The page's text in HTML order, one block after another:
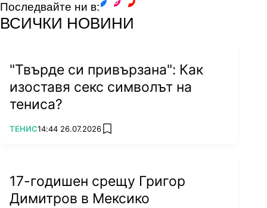
Последвайте ни в:
ВСИЧКИ НОВИНИ
"Твърде си привързана": Как
изоставя секс символът на
тениса?
ПОВЕЧЕ ОТ
ТЕНИС14:44 26.07.2026 add favorites
17-годишен срещу Григор
Димитров в Мексико